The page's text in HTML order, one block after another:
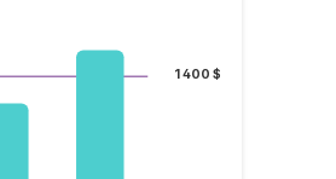
1 400 $